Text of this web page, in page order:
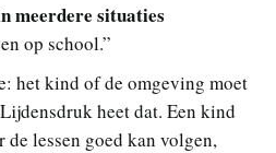
meerdere situaties
op school.”
het kind of de omgeving moet
heet dat. Een kind
lessen goed kan volgen,